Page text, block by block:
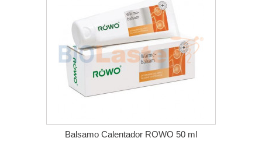
Balsamo Calentador ROWO 50 ml